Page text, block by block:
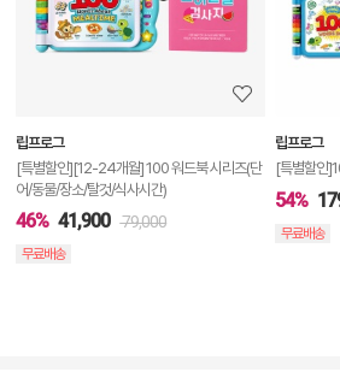
기
립프로그
[특별할인][12-24개월] 100 워드북 시리즈(단
어/동물/장소/탈것/식사시간)
46% 41,900 79,000
무료배송
립프로그
[특별할인
54%
무료배송